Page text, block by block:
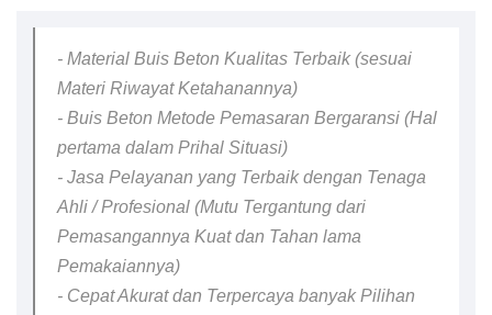
- Material Buis Beton Kualitas Terbaik (sesuai
Materi Riwayat Ketahanannya)
- Buis Beton Metode Pemasaran Bergaransi (Hal
pertama dalam Prihal Situasi)
- Jasa Pelayanan yang Terbaik dengan Tenaga
Ahli / Profesional (Mutu Tergantung dari
Pemasangannya Kuat dan Tahan lama
Pemakaiannya)
- Cepat Akurat dan Terpercaya banyak Pilihan